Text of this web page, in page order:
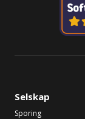
Selskap
Sporing